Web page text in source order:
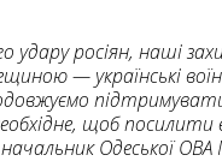
удару росіян, наші
— українські
щоб
Одеської